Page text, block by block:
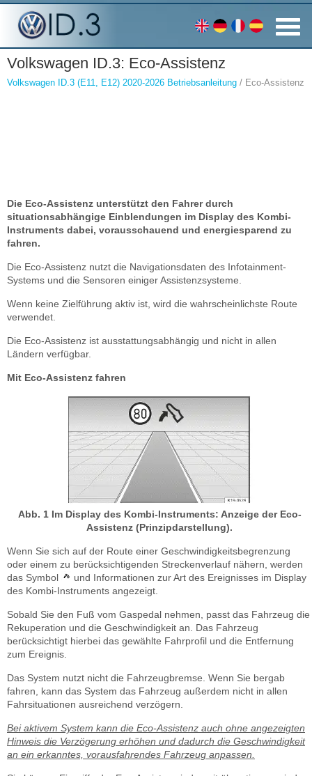
Volkswagen ID.3: Eco-Assistenz
Volkswagen ID.3 (E11, E12) 2020-2026 Betriebsanleitung / Eco-Assistenz
Die Eco-Assistenz unterstützt den Fahrer durch
situationsabhängige Einblendungen im Display des Kombi-
Instruments dabei, vorausschauend und energiesparend zu
fahren.
Die Eco-Assistenz nutzt die Navigationsdaten des Infotainment-
Systems und die Sensoren einiger Assistenzsysteme.
Wenn keine Zielführung aktiv ist, wird die wahrscheinlichste Route
verwendet.
Die Eco-Assistenz ist ausstattungsabhängig und nicht in allen
Ländern verfügbar.
Mit Eco-Assistenz fahren
Abb. 1 Im Display des Kombi-Instruments: Anzeige der Eco-
Assistenz (Prinzipdarstellung).
Wenn Sie sich auf der Route einer Geschwindigkeitsbegrenzung
oder einem zu berücksichtigenden Streckenverlauf nähern, werden
das Symbol
und Informationen zur Art des Ereignisses im Display
des Kombi-Instruments angezeigt.
Sobald Sie den Fuß vom Gaspedal nehmen, passt das Fahrzeug die
Rekuperation und die Geschwindigkeit an. Das Fahrzeug
berücksichtigt hierbei das gewählte Fahrprofil und die Entfernung
zum Ereignis.
Das System nutzt nicht die Fahrzeugbremse. Wenn Sie bergab
fahren, kann das System das Fahrzeug außerdem nicht in allen
Fahrsituationen ausreichend verzögern.
Bei aktivem System kann die Eco-Assistenz auch ohne angezeigten
Hinweis die Verzögerung erhöhen und dadurch die Geschwindigkeit
an ein erkanntes, vorausfahrendes Fahrzeug anpassen.